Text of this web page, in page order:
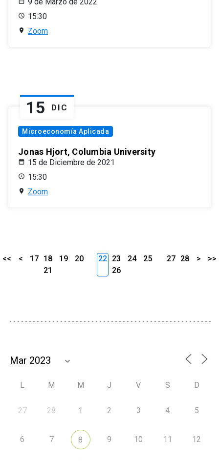
15:30
Zoom
15 DIC
Microeconomía Aplicada
Jonas Hjort, Columbia University
15 de Diciembre de 2021
15:30
Zoom
<< < 17 18 19
20
21
22 23 24
25
26
27 28 > >>
L M M J V S D
27 28 1 2 3 4 5
6 7 8 9 10 11 12